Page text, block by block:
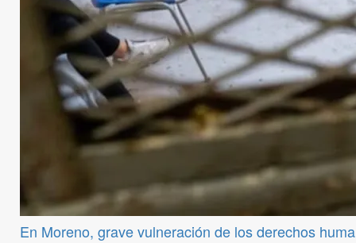
En Moreno, grave vulneración de los derechos